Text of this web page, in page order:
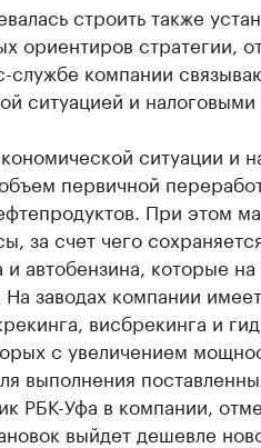
строить также
ориентиров стратегии,
службе компании
ситуацией и налоговыми
ситуации и
первичной
При этом
за счет чего
и автобензина, которые
заводах компании
висбрекинга и
с увеличением
выполнения
РБК-Уфа в компании,
выйдет дешевле